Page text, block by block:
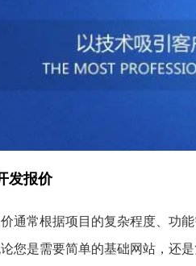
发报价
通常根据项目的复杂程度、功
您是需要简单的基础网站，还